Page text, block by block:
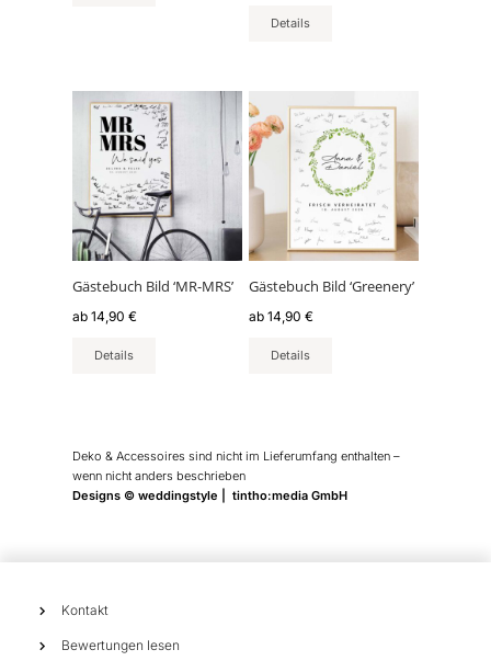
Details
werden
Gästebuch Bild ‘MR-MRS’
ab 14,90 €
Details
Dieses
Produkt
weist
mehrere
Varianten
auf.
Die
Optionen
können
auf
Produktseite
Gästebuch Bild ‘Greenery’
ab14,90€
Details
Dieses
Produkt
weist
mehrere
Varianten
auf.
Die
Optionen
können
auf
Produktseite
Deko & Accessoires sind nicht im Lieferumfang enthalten –
wenn nicht anders beschrieben
Designs © weddingstyle | tintho:media GmbH
Kontakt
Bewertungen lesen